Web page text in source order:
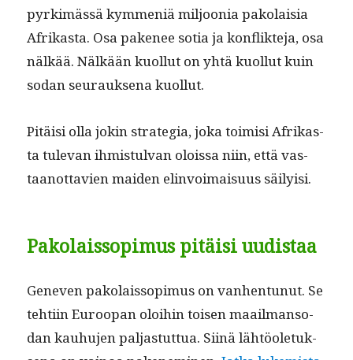
pyrkimässä kym­meniä miljoo­nia pako­laisia
Afrikas­ta. Osa pak­e­nee sotia ja kon­flik­te­ja, osa
nälkää. Nälkään kuol­lut on yhtä kuol­lut kuin
sodan seu­rauk­se­na kuollut.
Pitäisi olla jokin strate­gia, joka toimisi Afrikas­
ta tule­van ihmis­tul­van olois­sa niin, että vas­
taan­ot­tavien maid­en elin­voimaisu­us säilyisi.
Pakolaissopimus pitäisi uudistaa
Gen­even pako­lais­sopimus on van­hen­tunut. Se
tehti­in Euroopan oloi­hin toisen maail­man­so­
dan kauhu­jen pal­jas­tut­tua. Siinä lähtöo­le­tuk­